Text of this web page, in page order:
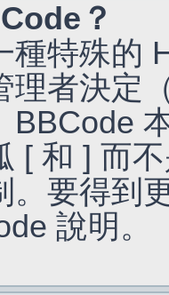
？
種特殊的
理者決定
BBCode
[ 和 ] 而
。要得到
說明。